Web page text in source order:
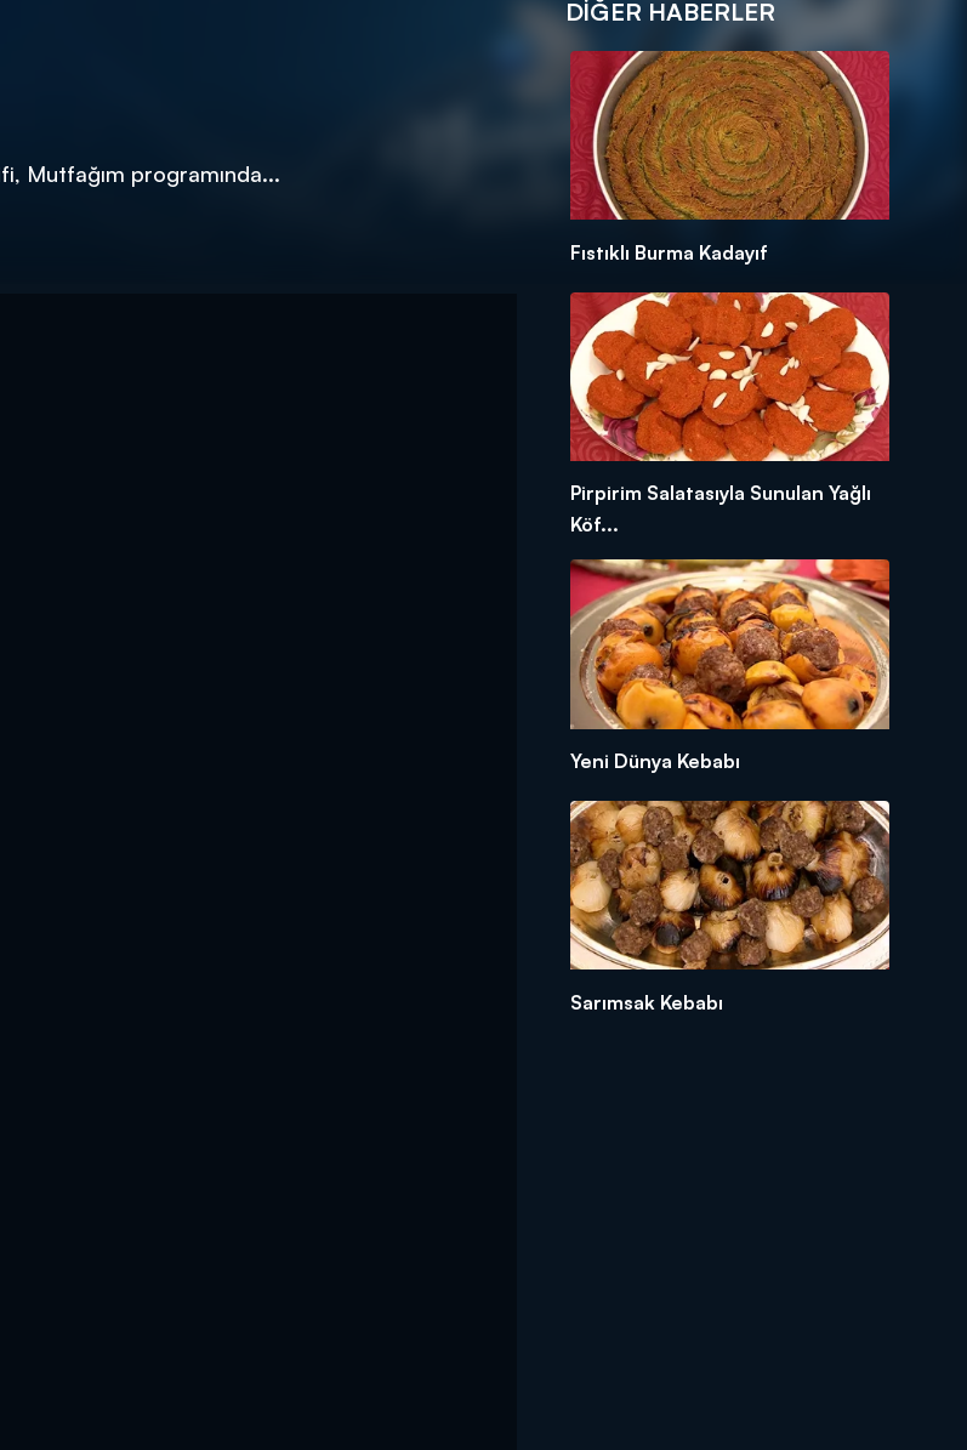
Mutfağım programında...
DIĞER HABERLER
Fıstıklı Burma Kadayıf
Pirpirim Salatasıyla Sunulan Yağlı
Köf...
Yeni Dünya Kebabı
Sarımsak Kebabı